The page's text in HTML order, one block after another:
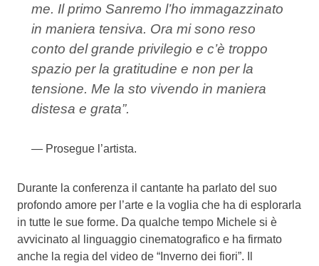
me. Il primo Sanremo l’ho immagazzinato
in maniera tensiva. Ora mi sono reso
conto del grande privilegio e c’è troppo
spazio per la gratitudine e non per la
tensione. Me la sto vivendo in maniera
distesa e grata”.
Prosegue l’artista.
Durante la conferenza il cantante ha parlato del suo
profondo amore per l’arte e la voglia che ha di esplorarla
in tutte le sue forme. Da qualche tempo Michele si è
avvicinato al linguaggio cinematografico e ha firmato
anche la regia del video de “Inverno dei fiori”. Il